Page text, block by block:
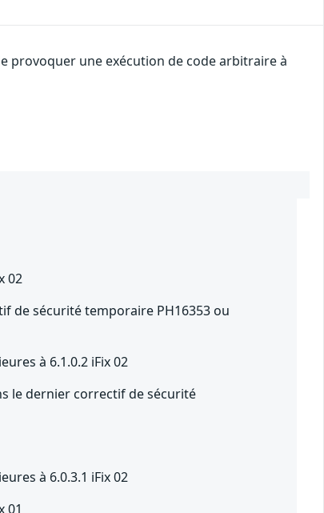
provoquer une exécution de code arbitraire à
02
de sécurité temporaire PH16353 ou
à 6.1.0.2 iFix 02
le dernier correctif de sécurité
à 6.0.3.1 iFix 02
01